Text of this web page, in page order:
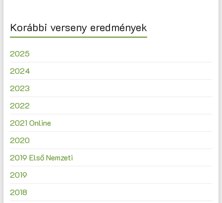
Korábbi verseny eredmények
2025
2024
2023
2022
2021 Online
2020
2019 Első Nemzeti
2019
2018